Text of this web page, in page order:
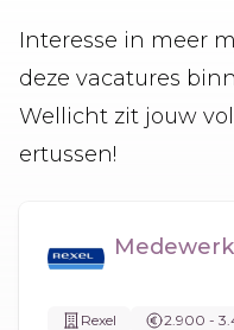
Interesse in meer
deze vacatures
Wellicht zit jouw
ertussen!
Rexel 2.900 -